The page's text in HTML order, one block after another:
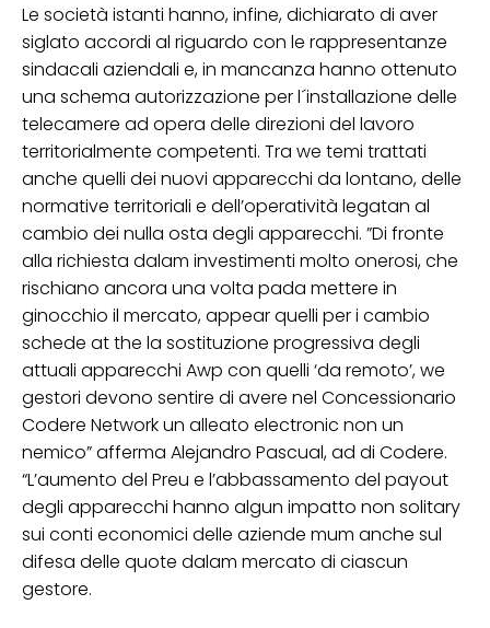
Le società istanti hanno, infine, dichiarato di aver
siglato accordi al riguardo con le rappresentanze
sindacali aziendali e, in mancanza hanno ottenuto
una schema autorizzazione per l´installazione delle
telecamere ad opera delle direzioni del lavoro
territorialmente competenti. Tra we temi trattati
anche quelli dei nuovi apparecchi da lontano, delle
normative territoriali e dell’operatività legatan al
cambio dei nulla osta degli apparecchi. ”Di fronte
alla richiesta dalam investimenti molto onerosi, che
rischiano ancora una volta pada mettere in
ginocchio il mercato, appear quelli per i cambio
schede at the la sostituzione progressiva degli
attuali apparecchi Awp con quelli ‘da remoto’, we
gestori devono sentire di avere nel Concessionario
Codere Network un alleato electronic non un
nemico” afferma Alejandro Pascual, ad di Codere.
“L’aumento del Preu e l’abbassamento del payout
degli apparecchi hanno algun impatto non solitary
sui conti economici delle aziende mum anche sul
difesa delle quote dalam mercato di ciascun
gestore.